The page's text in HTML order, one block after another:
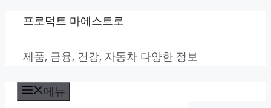
프로덕트 마에스트로
제품, 금융, 건강, 자동차 다양한 정보
메뉴